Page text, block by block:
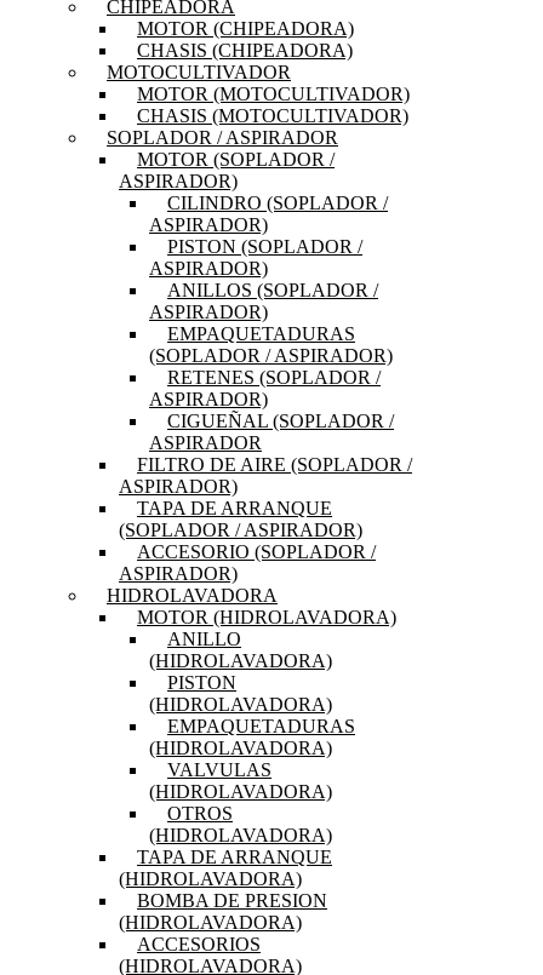
CHIPEADORA
MOTOR (CHIPEADORA)
CHASIS (CHIPEADORA)
MOTOCULTIVADOR
MOTOR (MOTOCULTIVADOR)
CHASIS (MOTOCULTIVADOR)
SOPLADOR / ASPIRADOR
MOTOR (SOPLADOR /
ASPIRADOR)
CILINDRO (SOPLADOR /
ASPIRADOR)
PISTON (SOPLADOR /
ASPIRADOR)
ANILLOS (SOPLADOR /
ASPIRADOR)
EMPAQUETADURAS
(SOPLADOR / ASPIRADOR)
RETENES (SOPLADOR /
ASPIRADOR)
CIGUEÑAL (SOPLADOR /
ASPIRADOR
FILTRO DE AIRE (SOPLADOR /
ASPIRADOR)
TAPA DE ARRANQUE
(SOPLADOR / ASPIRADOR)
ACCESORIO (SOPLADOR /
ASPIRADOR)
HIDROLAVADORA
MOTOR (HIDROLAVADORA)
ANILLO
(HIDROLAVADORA)
PISTON
(HIDROLAVADORA)
EMPAQUETADURAS
(HIDROLAVADORA)
VALVULAS
(HIDROLAVADORA)
OTROS
(HIDROLAVADORA)
TAPA DE ARRANQUE
(HIDROLAVADORA)
BOMBA DE PRESION
(HIDROLAVADORA)
ACCESORIOS
(HIDROLAVADORA)